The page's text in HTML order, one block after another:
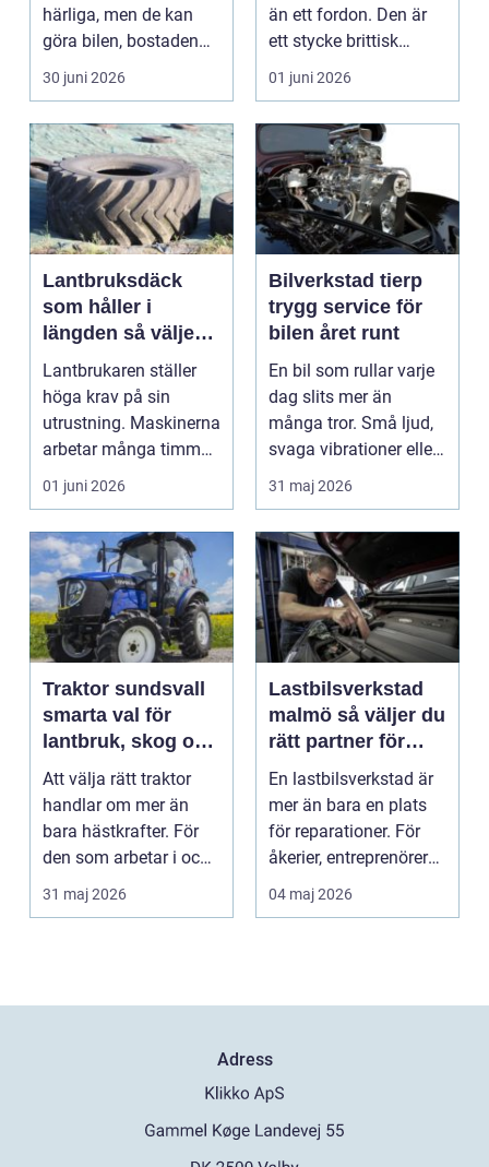
härliga, men de kan
göra bilen, bostaden
eller kontoret varma
och blä...
30 juni 2026
än ett fordon. Den är
ett stycke brittisk
bilhistoria, en hob...
01 juni 2026
Lantbruksdäck
som håller i
längden så väljer
du rätt
Lantbrukaren ställer
höga krav på sin
utrustning. Maskinerna
arbetar många timmar,
ofta i tuff miljö...
01 juni 2026
Bilverkstad tierp
trygg service för
bilen året runt
En bil som rullar varje
dag slits mer än
många tror. Små ljud,
svaga vibrationer eller
en varningsla...
31 maj 2026
Traktor sundsvall
smarta val för
lantbruk, skog och
gårdsarbete
Att välja rätt traktor
handlar om mer än
bara hästkrafter. För
den som arbetar i och
runt Sundsvall ...
31 maj 2026
Lastbilsverkstad
malmö så väljer du
rätt partner för
tunga fordon
En lastbilsverkstad är
mer än bara en plats
för reparationer. För
åkerier, entreprenörer
och företag...
04 maj 2026
Adress